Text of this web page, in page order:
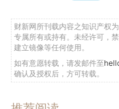
财新网所刊载内容之知识产权
专属所有或持有。未经许可，
建立镜像等任何使用。
如有意愿转载，请发邮件至
确认及授权后，方可转载。